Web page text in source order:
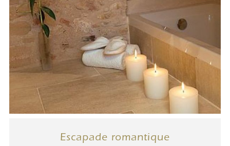
Escapade romantique